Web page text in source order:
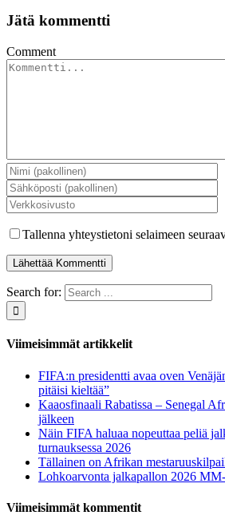
Jätä kommentti
Comment
Tallenna yhteystietoni selaimeen
Search for:
Viimeisimmät artikkelit
FIFA:n presidentti avaa oven
pitäisi kieltää”
Kaaosfinaali Rabatissa – Senegal
jälkeen
Näin FIFA haluaa nopeuttaa peliä
turnauksessa 2026
Tällainen on Afrikan
Lohkoarvonta jalkapallon 2026
Viimeisimmät kommentit